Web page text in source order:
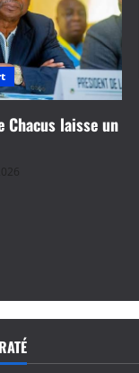
Chacus laisse un